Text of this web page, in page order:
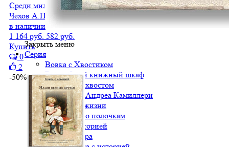
Закрыть меню
Серия
Вовка с Хвостиком
Волшебный книжный шкаф
Детектив с хвостом
Детективы Андреа Камиллери
Искусство жизни
Классики по полочкам
Книга с историей
Крылья ветра
Среди милых москвичей
Чехов А.П.
в наличии
1 164 руб. 582 руб.
Купить
0
2
-50%